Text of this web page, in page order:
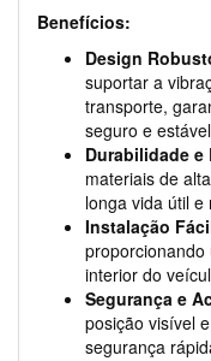
Benefícios:
Design
suportar a
transporte,
seguro e
Durabilidade e
materiais de
longa vida útil e
Instalação
proporcionando
interior do
Segurança e
posição visível
segurança